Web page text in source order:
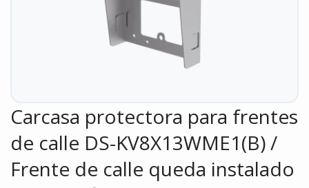
Carcasa protectora para frentes
de calle DS-KV8X13WME1(B) /
Frente de calle queda instalado